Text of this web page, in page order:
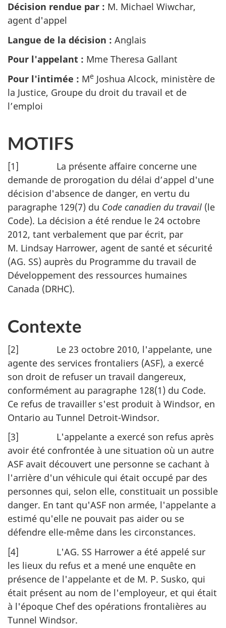
Décision rendue par : M. Michael Wiwchar,
agent d'appel
Langue de la décision : Anglais
Pour l'appelant : Mme Theresa Gallant
Pour l'intimée : Me Joshua Alcock, ministère de
la Justice, Groupe du droit du travail et de
l’emploi
MOTIFS
[1] La présente affaire concerne une
demande de prorogation du délai d’appel d'une
décision d'absence de danger, en vertu du
paragraphe 129(7) du Code canadien du travail (le
Code). La décision a été rendue le 24 octobre
2012, tant verbalement que par écrit, par
M. Lindsay Harrower, agent de santé et sécurité
(AG. SS) auprès du Programme du travail de
Développement des ressources humaines
Canada (DRHC).
Contexte
[2] Le 23 octobre 2010, l'appelante, une
agente des services frontaliers (ASF), a exercé
son droit de refuser un travail dangereux,
conformément au paragraphe 128(1) du Code.
Ce refus de travailler s'est produit à Windsor, en
Ontario au Tunnel Detroit-Windsor.
[3] L'appelante a exercé son refus après
avoir été confrontée à une situation où un autre
ASF avait découvert une personne se cachant à
l'arrière d'un véhicule qui était occupé par des
personnes qui, selon elle, constituait un possible
danger. En tant qu'ASF non armée, l'appelante a
estimé qu'elle ne pouvait pas aider ou se
défendre elle-même dans les circonstances.
[4] L'AG. SS Harrower a été appelé sur
les lieux du refus et a mené une enquête en
présence de l'appelante et de M. P. Susko, qui
était présent au nom de l'employeur, et qui était
à l'époque Chef des opérations frontalières au
Tunnel Windsor.